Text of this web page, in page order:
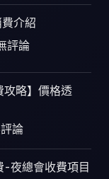
介紹
評論
攻略】價格透
論
夜總會收費項目